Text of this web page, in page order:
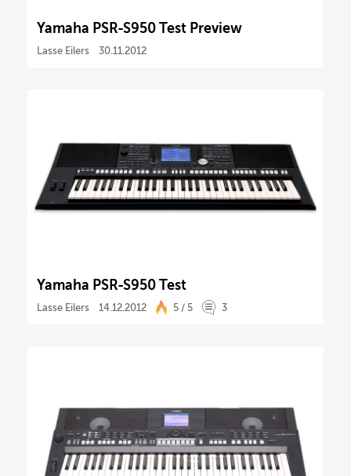
Yamaha PSR-S950 Test Preview
Lasse Eilers 30.11.2012
Yamaha PSR-S950 Test
Lasse Eilers 14.12.2012 5 / 5 3